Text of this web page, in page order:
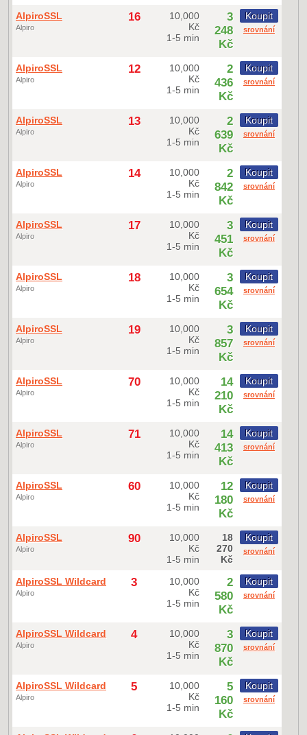
AlpiroSSL
Alpiro
16
10,000
Kč
1-5 min
3
248
Kč
Koupit
srovnání
AlpiroSSL
Alpiro
12
10,000
Kč
1-5 min
2
436
Kč
Koupit
srovnání
AlpiroSSL
Alpiro
13
10,000
Kč
1-5 min
2
639
Kč
Koupit
srovnání
AlpiroSSL
Alpiro
14
10,000
Kč
1-5 min
2
842
Kč
Koupit
srovnání
AlpiroSSL
Alpiro
17
10,000
Kč
1-5 min
3
451
Kč
Koupit
srovnání
AlpiroSSL
Alpiro
18
10,000
Kč
1-5 min
3
654
Kč
Koupit
srovnání
AlpiroSSL
Alpiro
19
10,000
Kč
1-5 min
3
857
Kč
Koupit
srovnání
AlpiroSSL
Alpiro
70
10,000
Kč
1-5 min
14
210
Kč
Koupit
srovnání
AlpiroSSL
Alpiro
71
10,000
Kč
1-5 min
14
413
Kč
Koupit
srovnání
AlpiroSSL
Alpiro
60
10,000
Kč
1-5 min
12
180
Kč
Koupit
srovnání
AlpiroSSL
Alpiro
90
10,000
Kč
1-5 min
18
270
Kč
Koupit
srovnání
AlpiroSSL Wildcard
Alpiro
3
10,000
Kč
1-5 min
2
580
Kč
Koupit
srovnání
AlpiroSSL Wildcard
Alpiro
4
10,000
Kč
1-5 min
3
870
Kč
Koupit
srovnání
AlpiroSSL Wildcard
Alpiro
5
10,000
Kč
1-5 min
5
160
Kč
Koupit
srovnání